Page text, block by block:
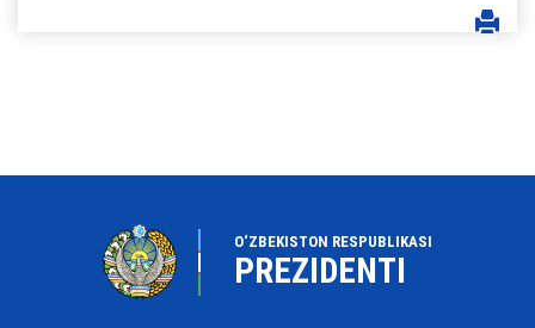
O‘ZBEKISTON RESPUBLIKASI
PREZIDENTI